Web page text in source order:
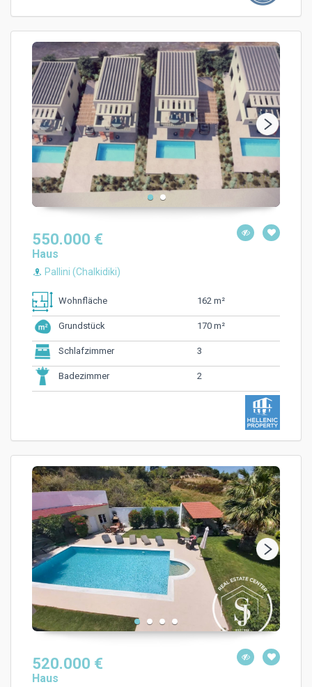
550.000 €
Haus
Pallini (Chalkidiki)
Wohnfläche 162 m²
Grundstück 170 m²
Schlafzimmer 3
Badezimmer 2
520.000 €
Haus